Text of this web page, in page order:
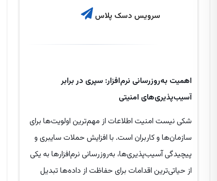
سرویس دسک پلاس
اهمیت به‌روزرسانی نرم‌افزار: سپری در برابر
آسیب‌پذیری‌های امنیتی
شکی نیست امنیت اطلاعات از مهم‌ترین اولویت‌ها برای
سازمان‌ها و کاربران است. با افزایش حملات سایبری و
پیچیدگی آسیب‌پذیری‌ها، به‌روزرسانی نرم‌افزارها به یکی
از حیاتی‌ترین اقدامات برای حفاظت از داده‌ها تبدیل